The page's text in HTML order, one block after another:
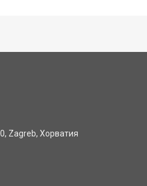
Zagreb, Хорватия